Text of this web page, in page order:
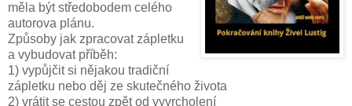
měla být středobodem celého
autorova plánu.
Způsoby jak zpracovat zápletku
a vybudovat příběh:
1) vypůjčit si nějakou tradiční
zápletku nebo děj ze skutečného života
2) vrátit se cestou zpět od vyvrcholení